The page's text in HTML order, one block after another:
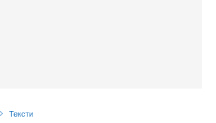
Тексти